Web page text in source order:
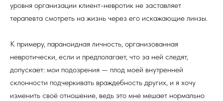
уровня организации клиент-невротик не заставляет
терапевта смотреть на жизнь через его искажающие линзы.
К примеру, параноидная личность, организованная
невротически, если и предполагает, что за ней следят,
допускает: мои подозрения — плод моей внутренней
склонности подчеркивать враждебность других, и я хочу
изменить своё отношение, ведь это мне мешает нормально